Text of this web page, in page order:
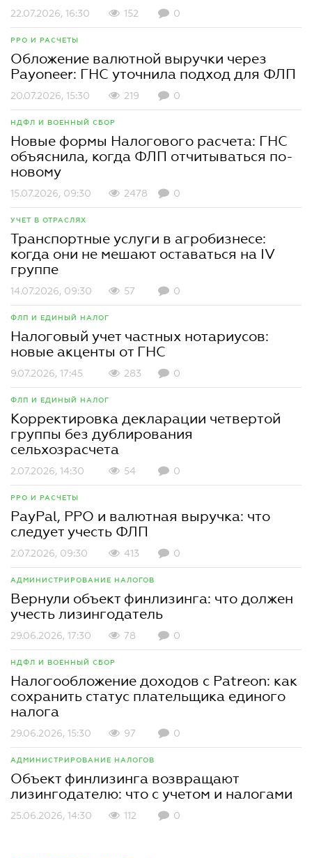
22.07.2026, 16:30 152 0
РРО И РАСЧЕТЫ
Обложение валютной выручки через
Payoneer: ГНС уточнила подход для ФЛП
20.07.2026, 15:30 219 0
НДФЛ И ВОЕННЫЙ СБОР
Новые формы Налогового расчета: ГНС
объяснила, когда ФЛП отчитываться по-
новому
15.07.2026, 09:30 2478 0
УЧЕТ В ОТРАСЛЯХ
Транспортные услуги в агробизнесе:
когда они не мешают оставаться на IV
группе
14.07.2026, 09:30 57 0
ФЛП И ЕДИНЫЙ НАЛОГ
Налоговый учет частных нотариусов:
новые акценты от ГНС
9.07.2026, 17:45 283 0
ФЛП И ЕДИНЫЙ НАЛОГ
Корректировка декларации четвертой
группы без дублирования
сельхозрасчета
2.07.2026, 14:30 54 0
РРО И РАСЧЕТЫ
PayPal, РРО и валютная выручка: что
следует учесть ФЛП
2.07.2026, 09:30 413 0
АДМИНИСТРИРОВАНИЕ НАЛОГОВ
Вернули объект финлизинга: что должен
учесть лизингодатель
29.06.2026, 17:30 78 0
НДФЛ И ВОЕННЫЙ СБОР
Налогообложение доходов с Patreon: как
сохранить статус плательщика единого
налога
29.06.2026, 15:30 97 0
АДМИНИСТРИРОВАНИЕ НАЛОГОВ
Объект финлизинга возвращают
лизингодателю: что с учетом и налогами
25.06.2026, 14:30 112 0